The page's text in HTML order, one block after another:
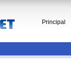
Principal